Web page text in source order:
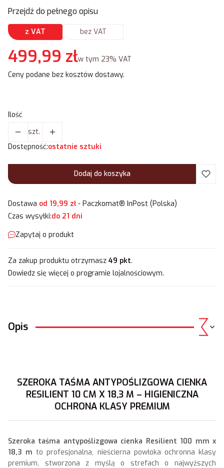
Przejdź do pełnego opisu
z VAT bez VAT
Cena
499,99 złw tym 23% VAT
w tym 23% VAT
Ceny podane bez kosztów dostawy.
Ilość
szt.
Dostępność:ostatnie sztuki
Dodaj do koszyka
Dostawa od 19,99 zł- Paczkomat® InPost (Polska)
Czas wysyłki:do 21 dni
Zapytaj o produkt
Za zakup produktu otrzymasz 49 pkt.
Dowiedz się więcej o programie lojalnościowym.
Opis
SZEROKA TAŚMA ANTYPOŚLIZGOWA CIENKA
RESILIENT 10 CM X 18,3 M – HIGIENICZNA
OCHRONA KLASY PREMIUM
Szeroka taśma antypoślizgowa cienka Resilient 100 mm x
18,3 m to profesjonalna, nieścierna powłoka ochronna klasy
premium, stworzona z myślą o strefach o najwyższych